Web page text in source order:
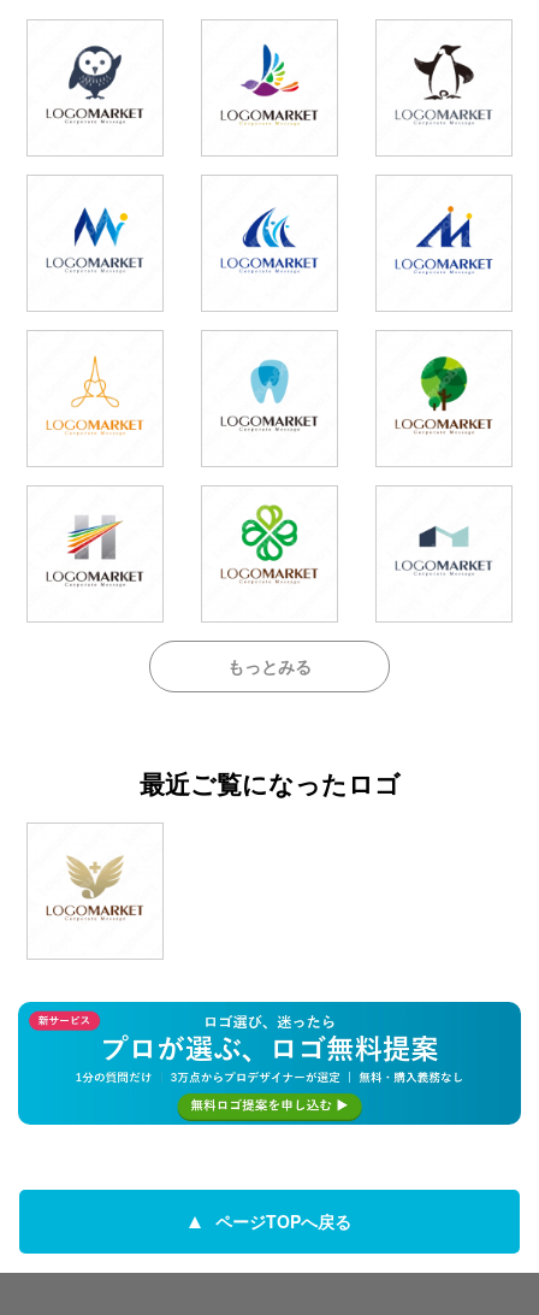
もっとみる
最近ご覧になったロゴ
ページTOPへ戻る